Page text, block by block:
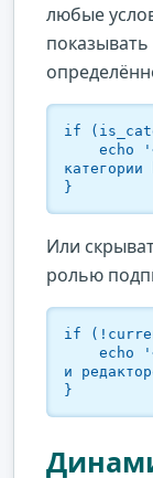
любые
if
}
Или
ролью
if
и
}